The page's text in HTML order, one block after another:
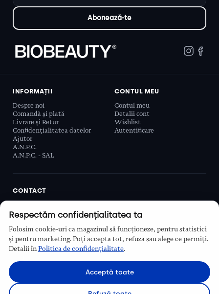
INFORMAȚII
Despre noi
Comandă și plată
Livrare și Retur
Confidențialitatea datelor
Ajutor
A.N.P.C.
A.N.P.C. - SAL
CONTUL MEU
Contul meu
Detalii cont
Wishlist
Autentificare
CONTACT
Sector 6, București, România
Program
Luni–Vineri, 9:00 – 16:00
Respectăm confidențialitatea ta
Folosim cookie-uri ca magazinul să funcționeze, pentru statistici
și pentru marketing. Poți accepta tot, refuza sau alege ce permiți.
Detalii înPolitica de confidențialitate.
Acceptă toate